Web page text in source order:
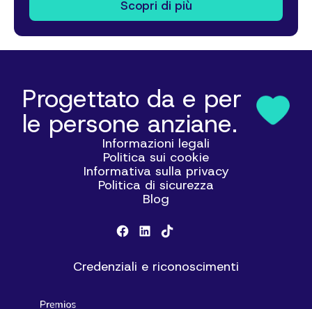
Scopri di più
Progettato da e per
le persone anziane.
Informazioni legali
Politica sui cookie
Informativa sulla privacy
Politica di sicurezza
Blog
Credenziali e riconoscimenti